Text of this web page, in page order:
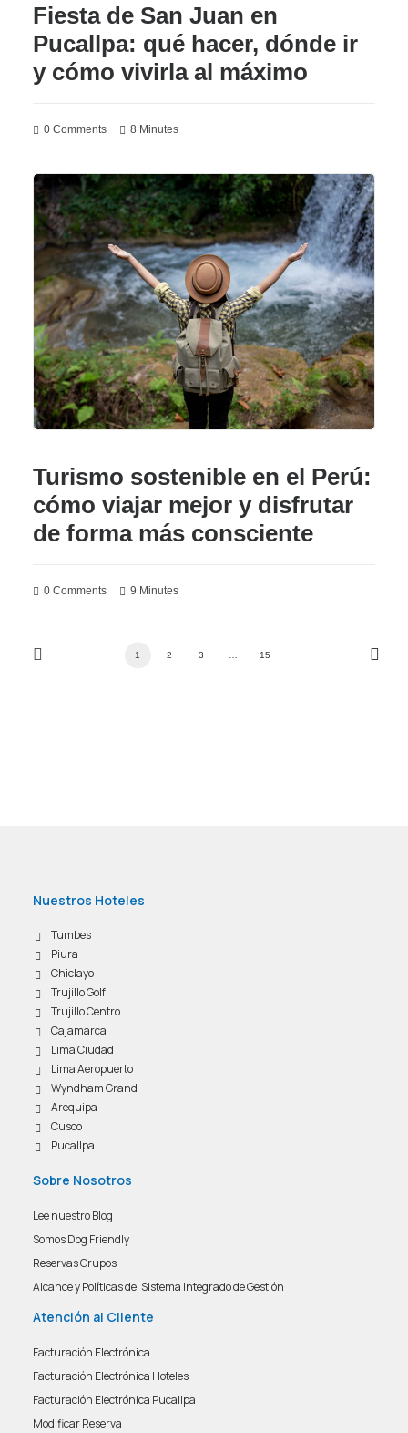
Fiesta de San Juan en
Pucallpa: qué hacer, dónde ir
y cómo vivirla al máximo
0 Comments 8 Minutes
Turismo sostenible en el Perú:
cómo viajar mejor y disfrutar
de forma más consciente
0 Comments 9 Minutes
1 2 3 15
Nuestros Hoteles
Tumbes
Piura
Chiclayo
Trujillo Golf
Trujillo Centro
Cajamarca
Lima Ciudad
Lima Aeropuerto
Wyndham Grand
Arequipa
Cusco
Pucallpa
Sobre Nosotros
Lee nuestro Blog
Somos Dog Friendly
Reservas Grupos
Alcance y Políticas del Sistema Integrado de Gestión
Atención al Cliente
Facturación Electrónica
Facturación Electrónica Hoteles
Facturación Electrónica Pucallpa
Modificar Reserva